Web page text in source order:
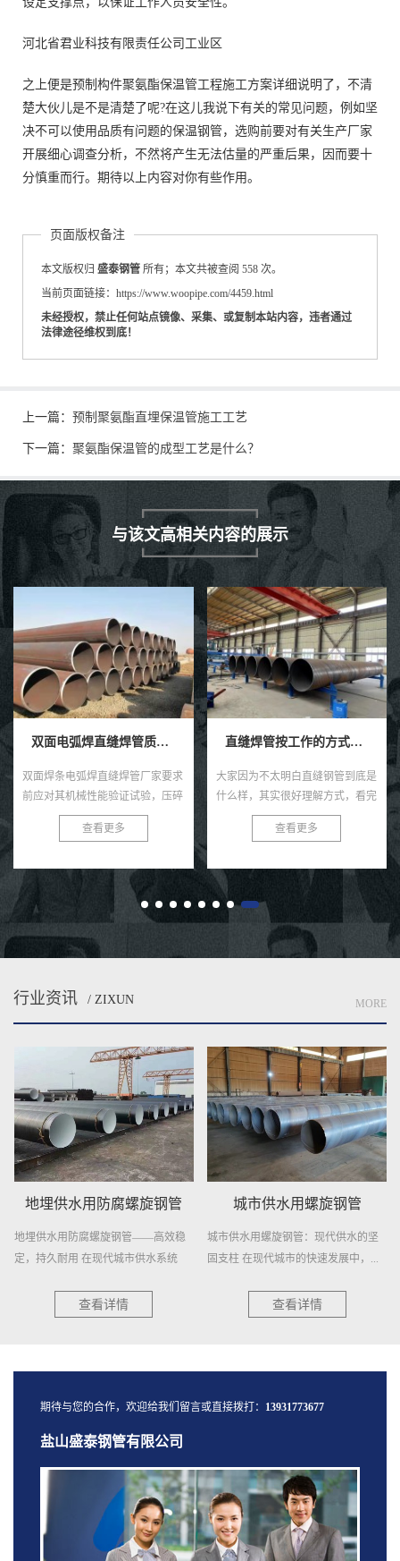
河北省君业科技有限责任公司工业区
之上便是预制构件聚氨酯保温管工程施工方案详细说明了，不清
楚大伙儿是不是清楚了呢?在这儿我说下有关的常见问题，例如坚
决不可以使用品质有问题的保温钢管，选购前要对有关生产厂家
开展细心调查分析，不然将产生无法估量的严重后果，因而要十
分慎重而行。期待以上内容对你有些作用。
页面版权备注
本文版权归 盛泰钢管 所有；本文共被查阅 558 次。
当前页面链接：https://www.woopipe.com/4459.html
未经授权，禁止任何站点镜像、采集、或复制本站内容，违者通过
法律途径维权到底！
上一篇： 预制聚氨酯直埋保温管施工工艺
下一篇： 聚氨酯保温管的成型工艺是什么？
与该文高相关内容的展示
双面电弧焊直缝焊管质量检测
双面焊条电弧焊直缝焊管厂家要求
前应对其机械性能验证试验，压碎
相关试验和扩口相关试验，且需要
符合标准提出的要求，双面手工电
法...
查看更多
直缝焊管按工作的方式如何不同分类？
大家因为不太明白直缝钢管到底是
什么样，其实很好理解方式，看完
一篇文章你就懂啦。 无缝钢管按
照工作方法能够可分五种方式，即
查看更多
行业资讯 / ZIXUN MORE
地埋供水用防腐螺旋钢管
地埋供水用防腐螺旋钢管——高效稳
定，持久耐用 在现代城市供水系统
查看详情
城市供水用螺旋钢管
城市供水用螺旋钢管：现代供水的坚
固支柱 在现代城市的快速发展中，...
查看详情
期待与您的合作，欢迎给我们留言或直接拨打： 13931773677
盐山盛泰钢管有限公司